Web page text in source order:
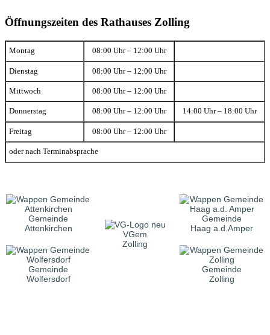
Öffnungszeiten des Rathauses Zolling
Montag 08:00 Uhr – 12:00 Uhr
Dienstag 08:00 Uhr – 12:00 Uhr
Mittwoch 08:00 Uhr – 12:00 Uhr
Donnerstag 08:00 Uhr – 12:00 Uhr 14:00 Uhr – 18:00 Uhr
Freitag 08:00 Uhr – 12:00 Uhr
oder nach Terminabsprache
Gemeinde
Attenkirchen
VGem
Zolling
Gemeinde
Haag a.d.Amper
Gemeinde
Wolfersdorf
Gemeinde
Zolling